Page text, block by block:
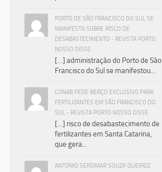
PORTO DE SÃO FRANCISCO DO SUL SE
MANIFESTA SOBRE RISCO DE
DESABASTECIMENTO - REVISTA PORTO
NOSSO DISSE:
[…] administração do Porto de São
Francisco do Sul se manifestou...
CONAB PEDE BERÇO EXCLUSIVO PARA
FERTILIZANTES EM SÃO FRANCISCO DO
SUL - REVISTA PORTO NOSSO DISSE:
[…] risco de desabastecimento de
fertilizantes em Santa Catarina,
que gera...
ANTONIO SERGIMAR SOUZA QUEIROZ